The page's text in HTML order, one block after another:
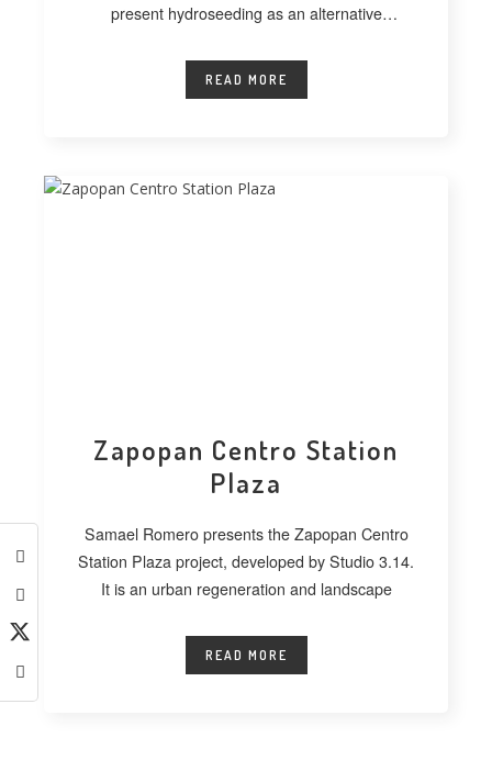
present hydroseeding as an alternative
READ MORE
Zapopan Centro Station
Plaza
Samael Romero presents the Zapopan Centro
Station Plaza project, developed by Studio 3.14.
It is an urban regeneration and landscape
READ MORE